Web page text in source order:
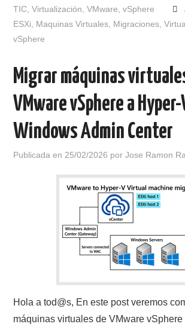
TIC ,Virtualización ,VMware ,vSphere
ESXi
Maquinas Virtuales Migraciones ,
vSphere
Migrar máquinas
VMware vSphere a
Windows Admin Center
Publicada en 25/02/2026 porJose Ramon
Hola a tod@s, En este post veremos
máquinas virtuales de VMware vSphere